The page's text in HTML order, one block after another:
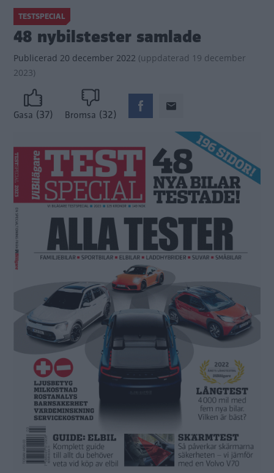
TESTSPECIAL
48 nybilstester samlade
Publicerad 20 december 2022 (uppdaterad 19 december
2023)
Gasa (37) Bromsa (32)